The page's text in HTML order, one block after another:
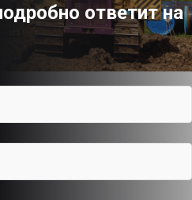
ответит на